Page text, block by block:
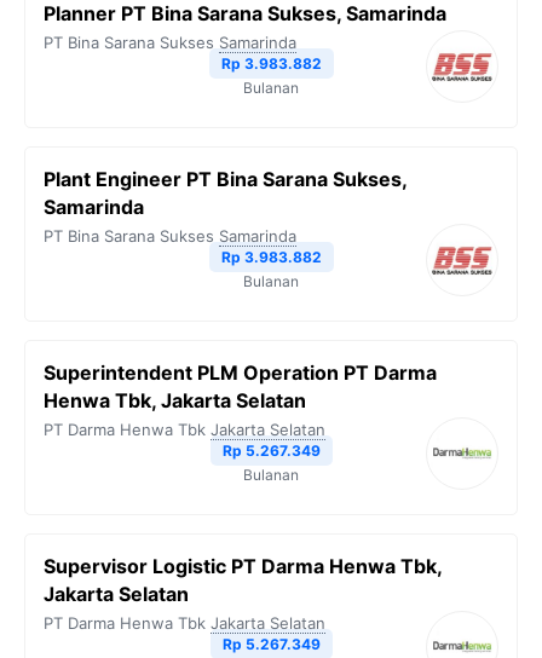
Planner PT Bina Sarana Sukses, Samarinda
PT Bina Sarana Sukses Samarinda
Rp 3.983.882
Bulanan
Plant Engineer PT Bina Sarana Sukses,
Samarinda
PT Bina Sarana Sukses Samarinda
Rp 3.983.882
Bulanan
Superintendent PLM Operation PT Darma
Henwa Tbk, Jakarta Selatan
PT Darma Henwa Tbk Jakarta Selatan
Rp 5.267.349
Bulanan
Supervisor Logistic PT Darma Henwa Tbk,
Jakarta Selatan
PT Darma Henwa Tbk Jakarta Selatan
Rp 5.267.349